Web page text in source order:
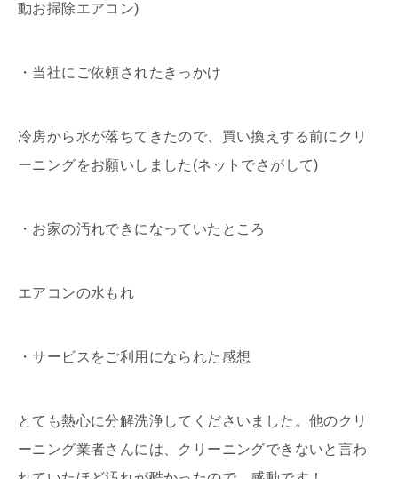
動お掃除エアコン)
・当社にご依頼されたきっかけ
冷房から水が落ちてきたので、買い換えする前にクリ
ーニングをお願いしました(ネットでさがして)
・お家の汚れできになっていたところ
エアコンの水もれ
・サービスをご利用になられた感想
とても熱心に分解洗浄してくださいました。他のクリ
ーニング業者さんには、クリーニングできないと言わ